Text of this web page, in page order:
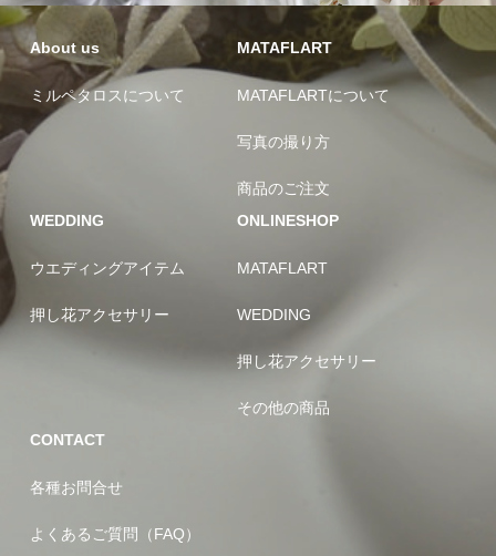
About us
ミルペタロスについて
MATAFLART
MATAFLARTについて
写真の撮り方
商品のご注文
WEDDING
ウエディングアイテム
押し花アクセサリー
ONLINESHOP
MATAFLART
WEDDING
押し花アクセサリー
その他の商品
CONTACT
各種お問合せ
よくあるご質問（FAQ）